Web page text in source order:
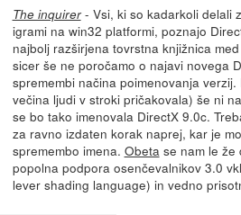
The inquirer- Vsi, ki so kadarkoli delali
igrami na win32 platformi, poznajo
najbolj razširjena tovrstna knjižnica
sicer še ne poročamo o najavi novega
spremembi načina poimenovanja
večina ljudi v stroki pričakovala) še ni
se bo tako imenovala DirectX 9.0c.
za ravno izdaten korak naprej, kar je
spremembo imena. Obeta se nam le že
popolna podpora osenčevalnikov 3.0
lever shading language) in vedno